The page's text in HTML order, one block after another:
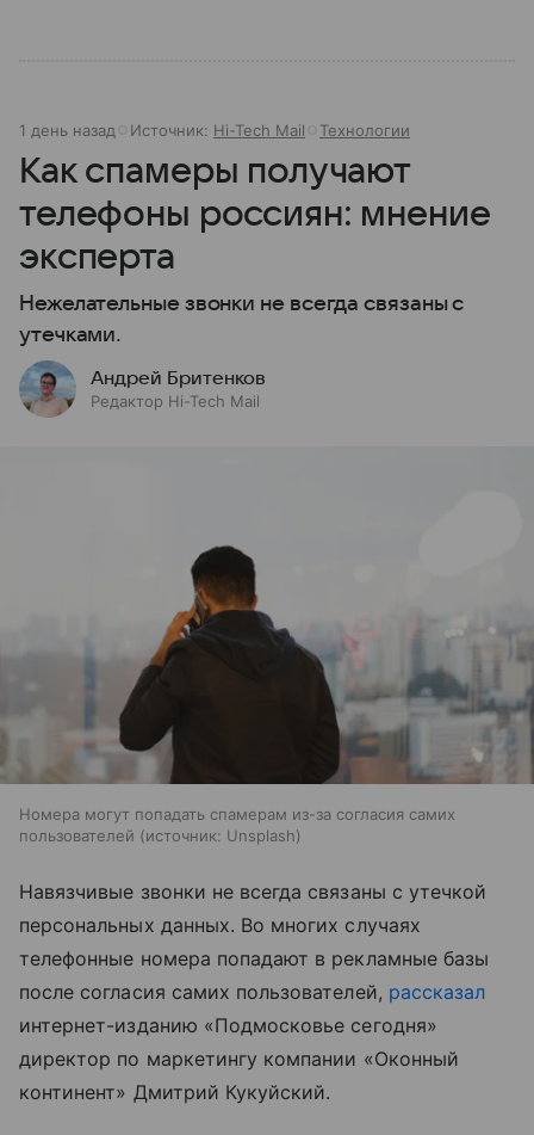
1 день назад Источник: Hi-Tech Mail Технологии
Как спамеры получают
телефоны россиян: мнение
эксперта
Нежелательные звонки не всегда связаны с
утечками.
Андрей Бритенков
Редактор Hi-Tech Mail
Номера могут попадать спамерам из-за согласия самих
пользователей
источник: Unsplash
Навязчивые звонки не всегда связаны с утечкой
персональных данных. Во многих случаях
телефонные номера попадают в рекламные базы
после согласия самих пользователей, рассказал
интернет-изданию «Подмосковье сегодня»
директор по маркетингу компании «Оконный
континент» Дмитрий Кукуйский.